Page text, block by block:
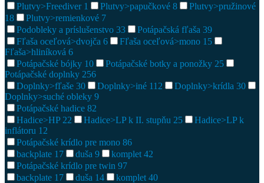
Plutvy>Freediver 1 Plutvy>papučkové 8
Plutvy>pružinové
18
Plutvy>remienkové 7
Podobleky a príslušenstvo 33 Potápačská fľaša 39
Fľaša oceľová>dvojča 6 Fľaša oceľová>mono 15
Fľaša>hliníková 6
Potápačské bójky 10 Potápačské botky a ponožky 25
Potápačské doplnky 256
Doplnky>fľaše 30 Doplnky>iné 112 Doplnky>krídla 30
Doplnky>suché obleky 9
Potápačské hadice 82
Hadice>HP 22 Hadice>LP k II. stupňu 25
Hadice>LP k
inflátoru 12
Potápačské krídlo pre mono 86
backplate 17 duša 9 komplet 42
Potápačské krídlo pre twin 97
backplate 17 duša 14 komplet 40